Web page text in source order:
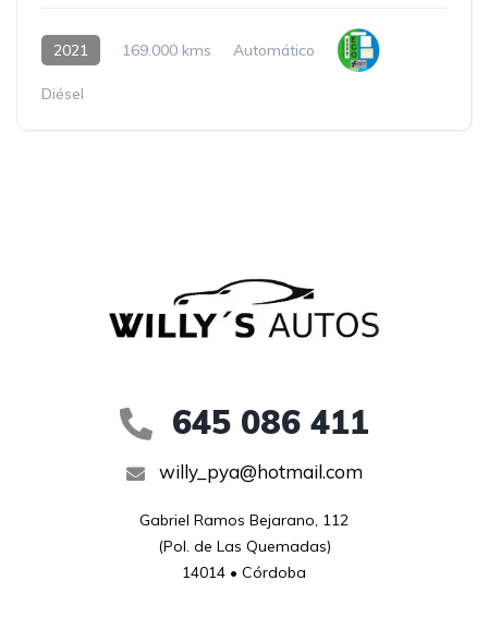
2021 169.000 kms Automático
Diésel
645 086 411
willy_pya@hotmail.com
Gabriel Ramos Bejarano, 112
(Pol. de Las Quemadas)
14014 • Córdoba